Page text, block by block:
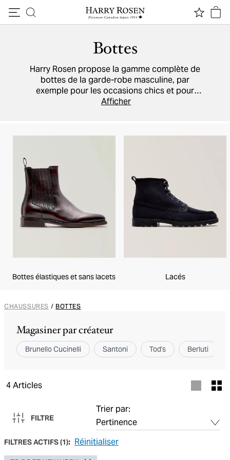
Bottes
Harry Rosen propose la gamme complète de
bottes de la garde-robe masculine, par
exemple pour les occasions chics et pour
l'hiver. Profitez entre autres des doublures en
signésSantoni,To Boot New York,Brunello
Afficher
Bottes élastiques et sans lacets Lacés
CHAUSSURES / BOTTES
Magasiner par créateur
Brunello Cucinelli Santoni Tod's Berluti
4Articles
FILTRE
Trier par:
FILTRES ACTIFS(1): Réinitialiser